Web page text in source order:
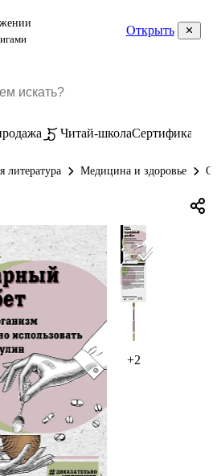
Открыть
Читай-школаСертификаты
литература Медицина и здоровье
+2